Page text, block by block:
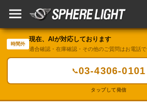
時間外
現在、AIが対応しております
適合確認・在庫確認・その他のご質問はお電話で
📞03-4306-0101
タップして発信